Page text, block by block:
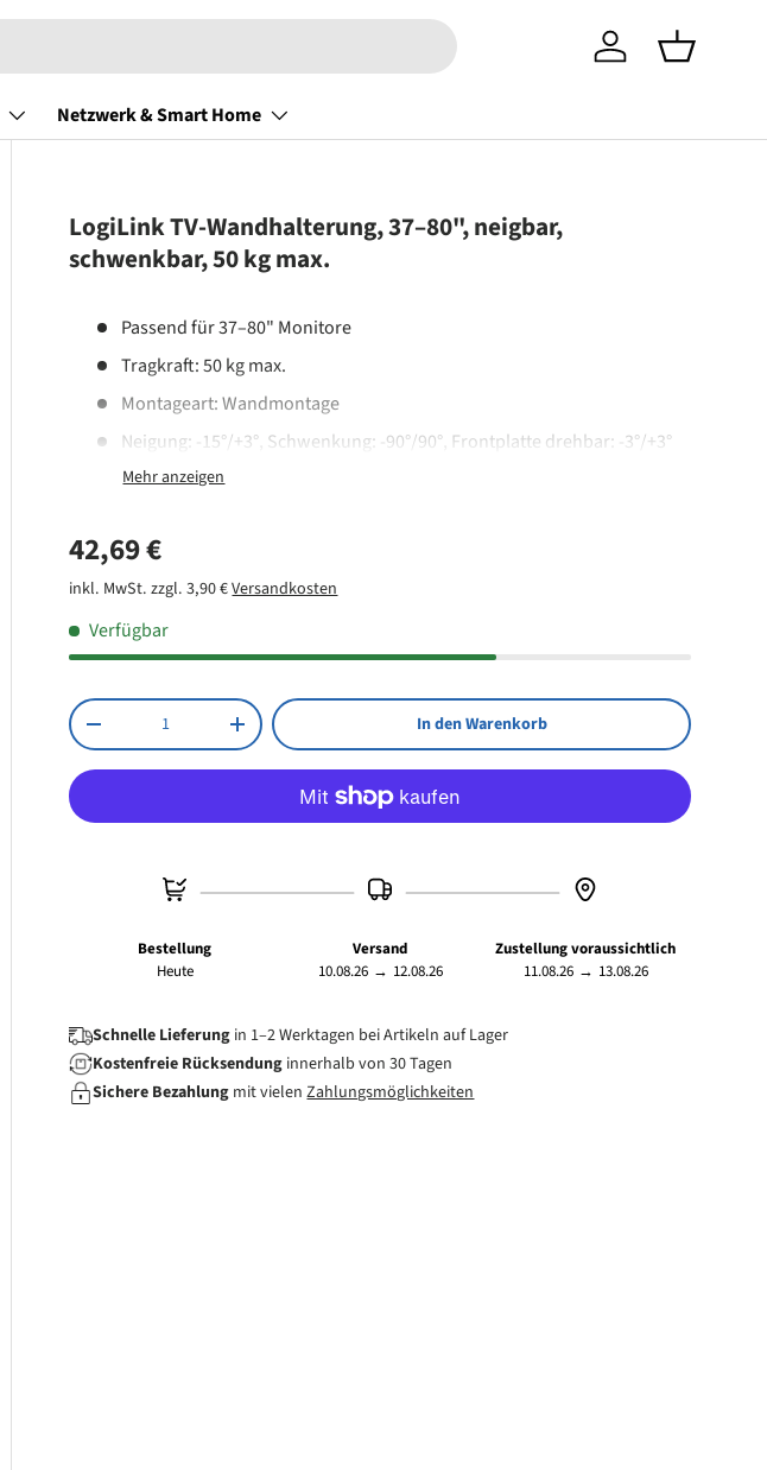
Einloggen
Netzwerk & Smart Home
LogiLink TV-Wandhalterung, 37–80", neigbar,
schwenkbar, 50 kg max.
Passend für 37–80" Monitore
Tragkraft: 50 kg max.
Montageart: Wandmontage
Neigung: -15°/+3°, Schwenkung: -90°/90°, Frontplatte drehbar: -3°/+3°
VESA-Kompatibilität: 200x200, 300x200, 300x300, 400x200, 400x300,
Maße Frontplatte BxH: 650x324 mm
Wandabstand: Wand <> TV-Rückseite: 76–620 mm
Normaler Preis
42,69 €
inkl. MwSt. zzgl. 3,90 €Versandkosten
Verfügbar
Anzahl
Menge verringern
Menge erhöhen In den Warenkorb
Bestellung
Heute
Versand
10.08.26 → 12.08.26
Zustellung voraussichtlich
11.08.26 → 13.08.26
Schnelle Lieferung in 1–2 Werktagen bei Artikeln auf Lager
Kostenfreie Rücksendung innerhalb von 30 Tagen
Sichere Bezahlung mit vielenZahlungsmöglichkeiten